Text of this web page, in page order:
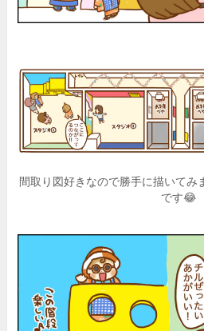
間取り図好きなので勝手に描いてみ
です😂